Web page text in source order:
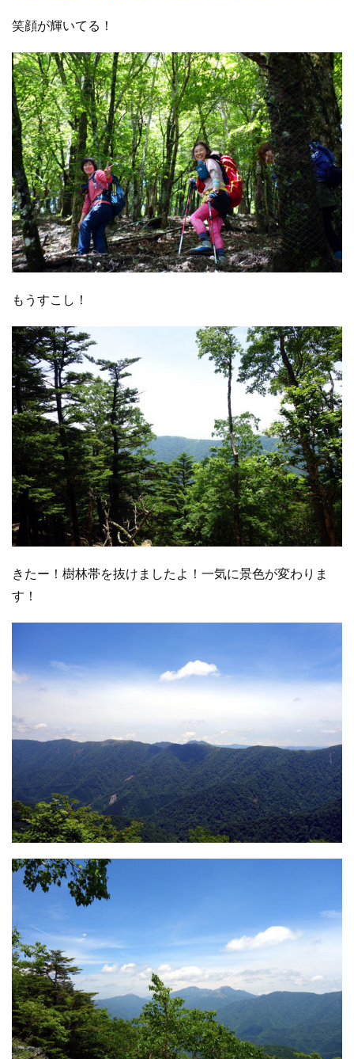
笑顔が輝いてる！
もうすこし！
きたー！樹林帯を抜けましたよ！一気に景色が変わりま
す！